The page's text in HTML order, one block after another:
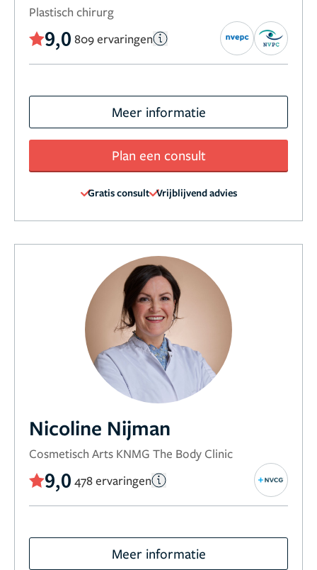
Plastisch chirurg
9,0 809 ervaringen
Meer informatie
Plan een consult
Gratis consult Vrijblijvend advies
Nicoline Nijman
Cosmetisch Arts KNMG The Body Clinic
9,0 478 ervaringen
Meer informatie